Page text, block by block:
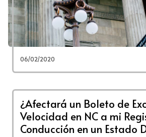
06/02/2020
¿Afectará un Boleto de
Velocidad en NC a mi
Conducción en un Estado